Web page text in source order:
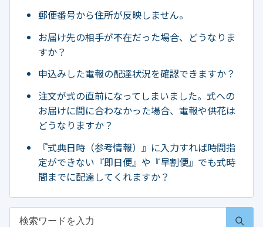
郵便番号から住所が反映しません。
お届け先の相手が不在だった場合、どうなりま
すか？
申込みした電報の配達状況を確認できますか？
注文が式の直前になってしまいました。式への
お届けに間に合わなかった場合、電報や供花は
どうなりますか？
『式典日時（参考情報）』に入力すれば時間指
定ができない『即日便』や『早割便』でも式時
間までに配達してくれますか？